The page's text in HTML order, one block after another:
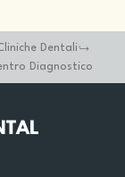
Dentali
Diagnostico